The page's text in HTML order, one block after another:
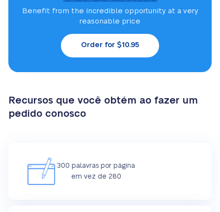
Benefit from the incredible opportunity at a very
reasonable price
Order for $10.95
Recursos que você obtém ao fazer um
pedido conosco
300 palavras por página
em vez de 280